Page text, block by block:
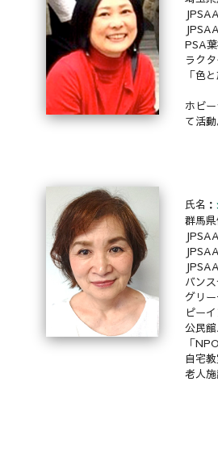
PSA
ラク
「色
ホビ
て活動
氏名：
群馬
バン
グリ
ピー
公民
「
自宅
老人